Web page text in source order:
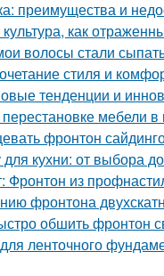
преимущества и
как
волосы стали
стиля и
тенденции и
перестановке
фронтон
кухни: от выбора
Фронтон из
фронтона
обшить фронтон
ленточного